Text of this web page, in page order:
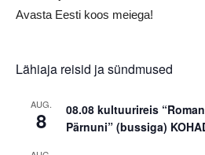
Avasta Eesti koos meiega!
Lähiaja reisid ja sündmused
AUG.
8
08.08 kultuurireis
Pärnuni” (bussiga)